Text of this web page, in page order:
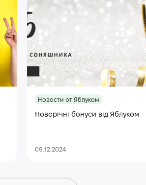
Новости от Яблуком
Новорічні бонуси від Яблуком
09.12.2024